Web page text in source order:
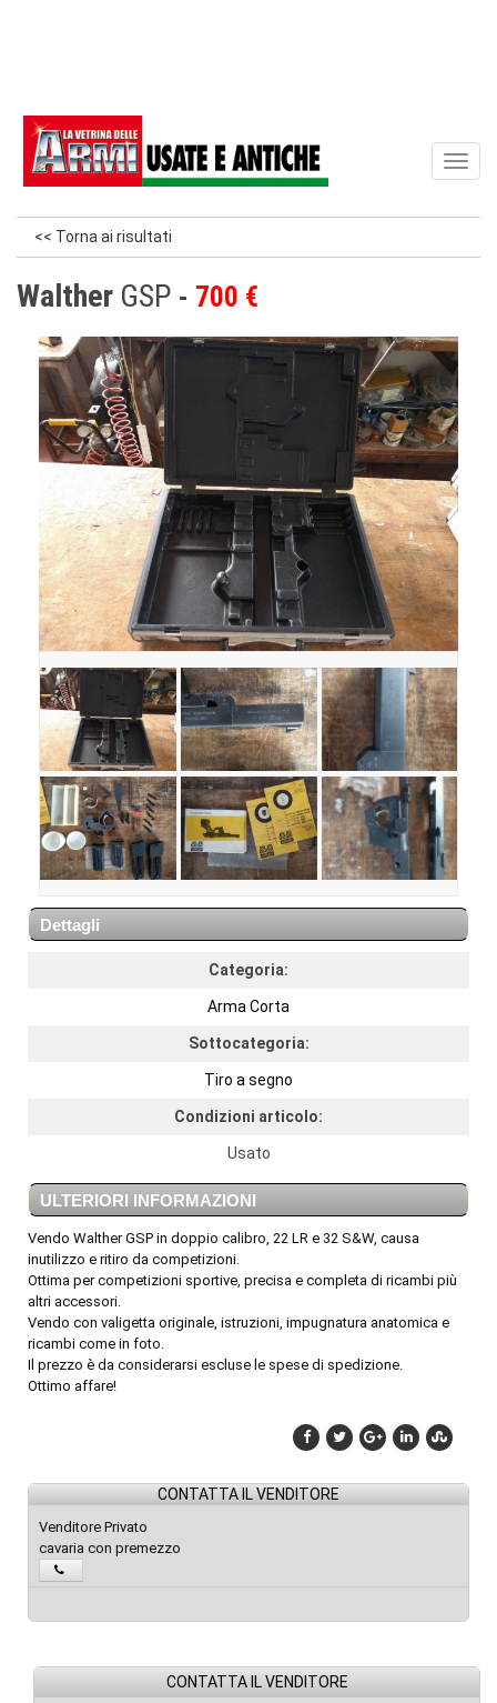
<< Torna ai risultati
Walther GSP 700 €
Dettagli
Categoria:
Arma Corta
Sottocategoria:
Tiro a segno
Condizioni articolo:
Usato
ULTERIORI INFORMAZIONI
Vendo Walther GSP in doppio calibro, 22 LR e 32 S&W, causa
inutilizzo e ritiro da competizioni.
Ottima per competizioni sportive, precisa e completa di ricambi più
altri accessori.
Vendo con valigetta originale, istruzioni, impugnatura anatomica e
ricambi come in foto.
Il prezzo è da considerarsi escluse le spese di spedizione.
Ottimo affare!
CONTATTA IL VENDITORE
Venditore Privato
cavaria con premezzo
CONTATTA IL VENDITORE